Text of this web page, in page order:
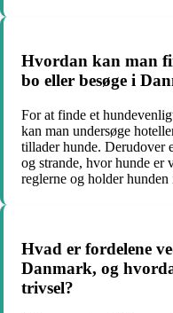
Hvordan kan man
bo eller besøge i
For at finde et
kan man undersøge
tillader hunde. Derudover
og strande, hvor hunde er
reglerne og holder hunden
Hvad er fordelene
Danmark, og
trivsel?